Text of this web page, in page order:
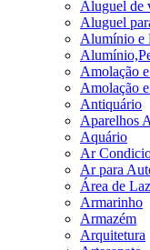
Aluguel de
Aluguel
Alumínio e
Amolação
Amolação
Antiquário
Aparelhos
Aquário
Ar
Ar para
Área de
Armarinho
Armazém
Arquitetura